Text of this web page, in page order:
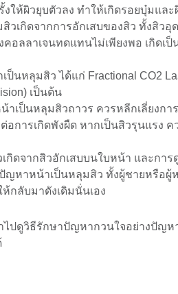
งให้ผิวยุบตัวลง ทำให้เกิดรอยบุ๋มและ
วเกิดจากการอักเสบของสิว ทั้งสิว
คอลลาเจนทดแทนไม่เพียงพอ เกิด
ป็นหลุมสิว ได้แก่ Fractional CO2
เป็นต้น
าเป็นหลุมสิวถาวร ควรหลีกเลี่ยงก
ต่อการเกิดพังผืด หากเป็นสิวรุนแรง
กิดจากสิวอักเสบบนใบหน้า และกา
ญหาหน้าเป็นหลุมสิว ทั้งผู้ชายหรือผู้
กลับมาดังเดิมนั่นเอง
ปดูวิธีรักษาปัญหากวนใจอย่างปัญห